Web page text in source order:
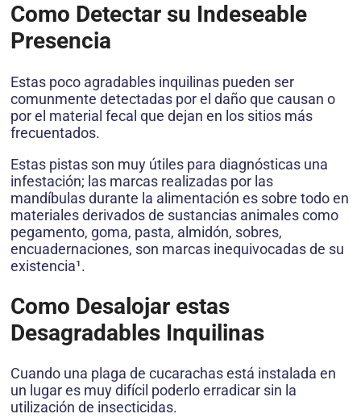
Como Detectar su Indeseable
Presencia
Estas poco agradables inquilinas pueden ser
comunmente detectadas por el daño que causan o
por el material fecal que dejan en los sitios más
frecuentados.
Estas pistas son muy útiles para diagnósticas una
infestación; las marcas realizadas por las
mandíbulas durante la alimentación es sobre todo en
materiales derivados de sustancias animales como
pegamento, goma, pasta, almidón, sobres,
encuadernaciones, son marcas inequivocadas de su
existencia¹.
Como Desalojar estas
Desagradables Inquilinas
Cuando una plaga de cucarachas está instalada en
un lugar es muy difícil poderlo erradicar sin la
utilización de insecticidas.